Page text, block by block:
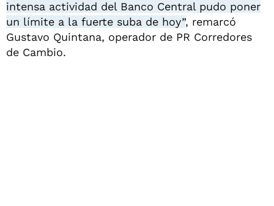
intensa actividad del Banco Central pudo poner
un límite a la fuerte suba de hoy”, remarcó
Gustavo Quintana, operador de PR Corredores
de Cambio.